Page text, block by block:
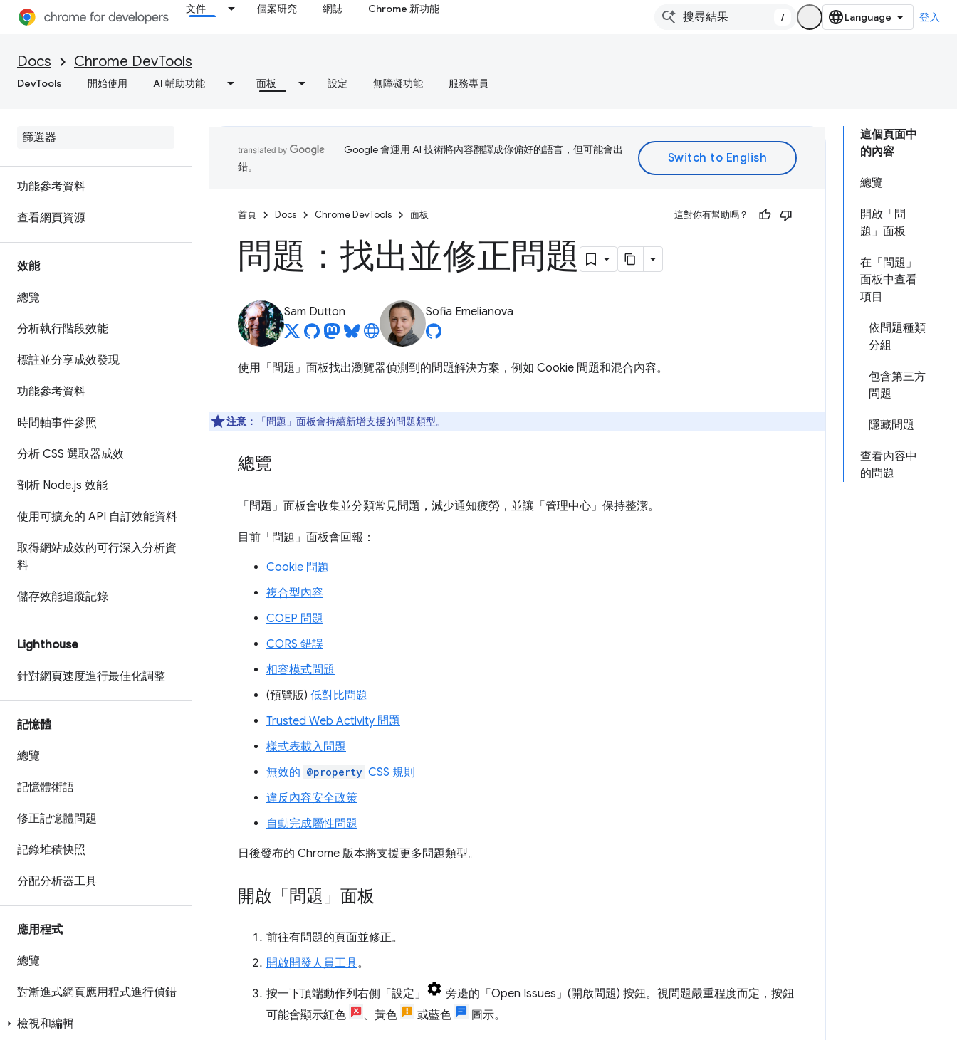
文件 個案研究 網誌 Chrome 新功能
/ 登入
Docs Chrome DevTools
DevTools 開始使用 AI 輔助功能 面板 設定 無障礙功能 服務專員
對 C/C++ WebAssembly 進行
功能參考資料
查看網頁資源
效能
總覽
分析執行階段效能
標註並分享成效發現
功能參考資料
時間軸事件參照
分析 CSS 選取器成效
剖析 Node.js 效能
使用可擴充的 API 自訂效能資料
取得網站成效的可行深入分析資
料
儲存效能追蹤記錄
Lighthouse
針對網頁速度進行最佳化調整
記憶體
總覽
記憶體術語
修正記憶體問題
記錄堆積快照
分配分析器工具
應用程式
總覽
對漸進式網頁應用程式進行偵錯
檢視和編輯
這個頁面中
的內容
總覽
開啟「問
題」面板
在「問題」
面板中查看
項目
依問題種類
分組
包含第三方
問題
隱藏問題
查看內容中
的問題
Google 會運用 AI 技術將內容翻譯成你偏好的語言，但可能會出
錯。
首頁 Docs Chrome DevTools 面板 這對你有幫助嗎？
問題：找出並修正問題
Sam Dutton Sofia Emelianova
使用「問題」 面板找出瀏覽器偵測到的問題解決方案，例如 Cookie 問題和混合內容。
注意： 「問題」 面板會持續新增支援的問題類型。
總覽
「問題」 面板會收集並分類常見問題，減少通知疲勞，並讓「管理中心」 保持整潔。
目前「問題」 面板會回報：
Cookie 問題
複合型內容
COEP 問題
CORS 錯誤
相容模式問題
(預覽版) 低對比問題
Trusted Web Activity 問題
樣式表載入問題
無效的 @property CSS 規則
違反內容安全政策
自動完成屬性問題
日後發布的 Chrome 版本將支援更多問題類型。
開啟「問題」面板
前往有問題的頁面並修正。
開啟開發人員工具。
按一下頂端動作列右側「設定」 旁邊的「Open Issues」(開啟問題) 按鈕。視問題嚴重程度而定，按鈕
可能會顯示紅色
、黃色 或藍色 圖示。